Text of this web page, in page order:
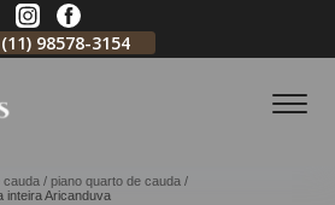
(11) 98578-3154
cauda
piano quarto de cauda
inteira Aricanduva